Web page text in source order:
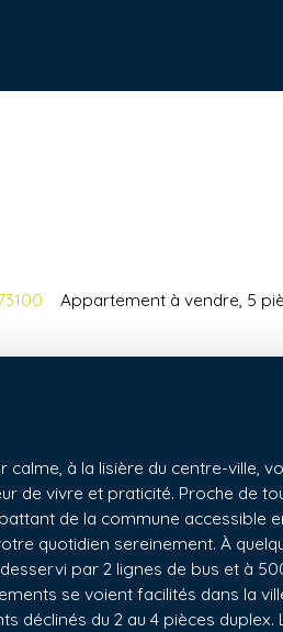
Appartement à vendre, 5
calme, à la lisière du centre-ville,
de vivre et praticité. Proche de
de la commune accessible
quotidien sereinement. À
par 2 lignes de bus et à
se voient facilités dans la
déclinés du 2 au 4 pièces duplex.